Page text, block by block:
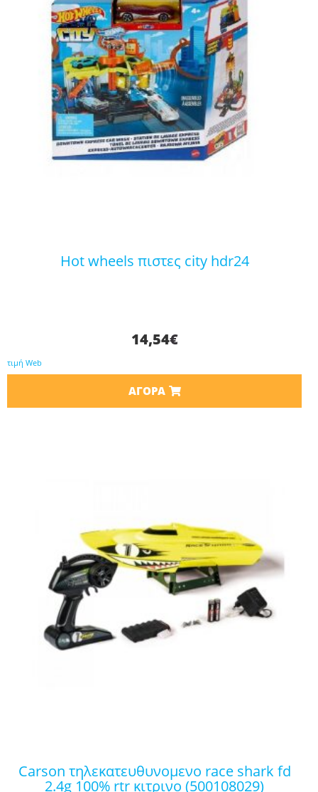
hot wheels πιστες city hdr24
14,54€
τιμή Web
ΑΓΟΡΆ
carson τηλεκατευθυνομενο race shark fd
2.4g 100% rtr κιτρινο (500108029)